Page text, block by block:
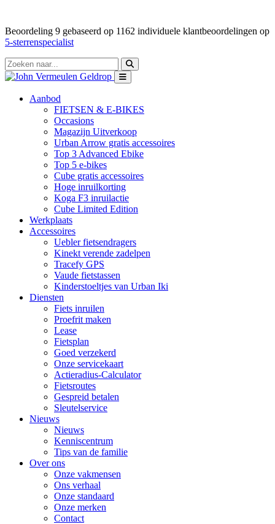
Beoordeling 9 gebaseerd op 1162 individuele klantbeoordelingen op
5-sterrenspecialist
Aanbod
FIETSEN & E-BIKES
Occasions
Magazijn Uitverkoop
Urban Arrow gratis accessoires
Top 3 Advanced Ebike
Top 5 e-bikes
Cube gratis accessoires
Hoge inruilkorting
Koga F3 inruilactie
Cube Limited Edition
Werkplaats
Accessoires
Uebler fietsendragers
Kinekt verende zadelpen
Tracefy GPS
Vaude fietstassen
Kinderstoeltjes van Urban Iki
Diensten
Fiets inruilen
Proefrit maken
Lease
Fietsplan
Goed verzekerd
Onze servicekaart
Actieradius-Calculator
Fietsroutes
Gespreid betalen
Sleutelservice
Nieuws
Nieuws
Kenniscentrum
Tips van de familie
Over ons
Onze vakmensen
Ons verhaal
Onze standaard
Onze merken
Contact